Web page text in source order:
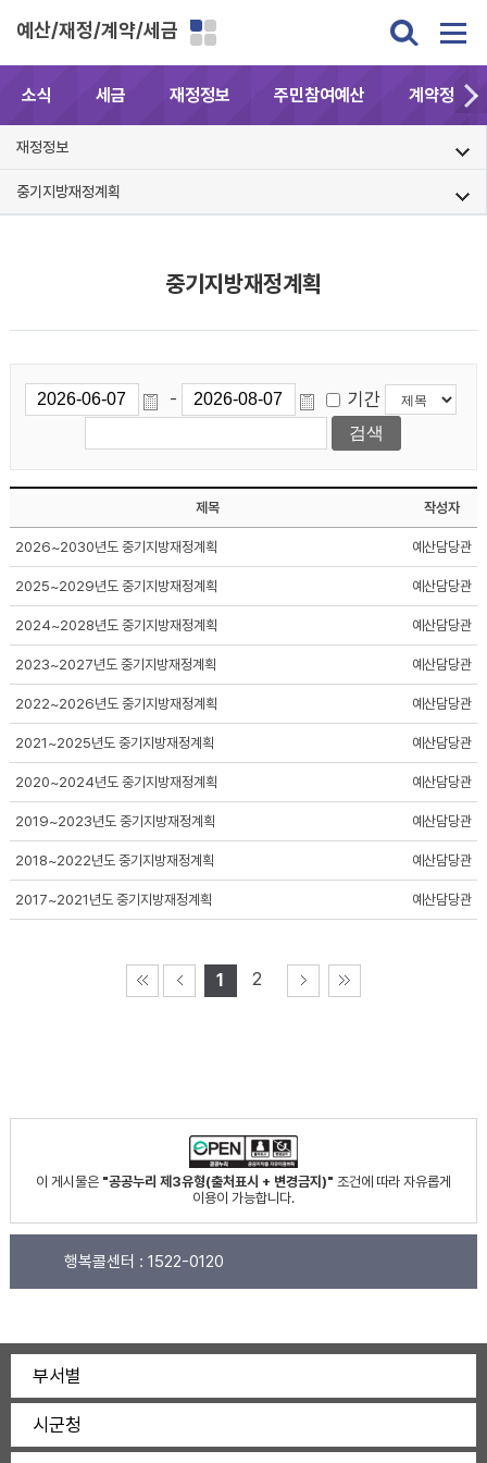
예산/재정/계약/세금
소식 세금 재정정보 주민참여예산 계약정보
재정정보
중기지방재정계획
중기지방재정계획
- 기간
제목 작성자
2026~2030년도 중기지방재정계획 예산담당관
2025~2029년도 중기지방재정계획 예산담당관
2024~2028년도 중기지방재정계획 예산담당관
2023~2027년도 중기지방재정계획 예산담당관
2022~2026년도 중기지방재정계획 예산담당관
2021~2025년도 중기지방재정계획 예산담당관
2020~2024년도 중기지방재정계획 예산담당관
2019~2023년도 중기지방재정계획 예산담당관
2018~2022년도 중기지방재정계획 예산담당관
2017~2021년도 중기지방재정계획 예산담당관
1 2
이 게시물은 "공공누리 제3유형(출처표시 + 변경금지)" 조건에 따라 자유롭게
이용이 가능합니다.
행복콜센터 : 1522-0120
부서별
시군청